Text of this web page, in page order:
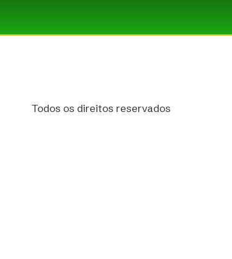
Todos os direitos reservados